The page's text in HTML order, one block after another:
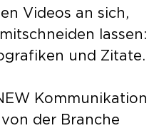
Videos an sich,
lassen:
und Zitate.
Kommunikation
der Branche